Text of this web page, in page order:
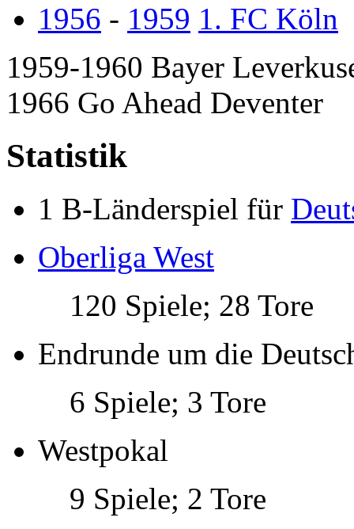
1956 - 1959 1. FC Köln
1959-1960 Bayer
1966 Go Ahead Deventer
Statistik
1 B-Länderspiel für
Oberliga West
120 Spiele; 28 Tore
Endrunde um die
6 Spiele; 3 Tore
Westpokal
9 Spiele; 2 Tore